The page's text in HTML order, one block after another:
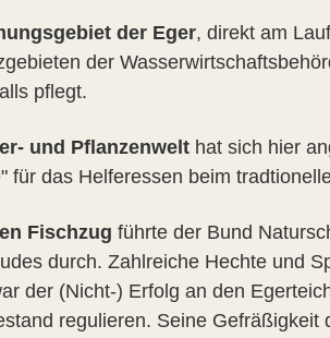
der Eger, direkt am
der
pflegt.
und Pflanzenwelt hat sich hier
für das Helferessen beim
Fischzug führte der Bund
durch. Zahlreiche Hechte und
der (Nicht-) Erfolg an den
regulieren. Seine